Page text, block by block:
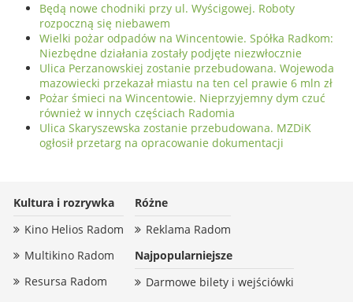
Będą nowe chodniki przy ul. Wyścigowej. Roboty
rozpoczną się niebawem
Wielki pożar odpadów na Wincentowie. Spółka Radkom:
Niezbędne działania zostały podjęte niezwłocznie
Ulica Perzanowskiej zostanie przebudowana. Wojewoda
mazowiecki przekazał miastu na ten cel prawie 6 mln zł
Pożar śmieci na Wincentowie. Nieprzyjemny dym czuć
również w innych częściach Radomia
Ulica Skaryszewska zostanie przebudowana. MZDiK
ogłosił przetarg na opracowanie dokumentacji
Kultura i rozrywka
Kino Helios Radom
Multikino Radom
Resursa Radom
Różne
Reklama Radom
Najpopularniejsze
Darmowe bilety i wejściówki